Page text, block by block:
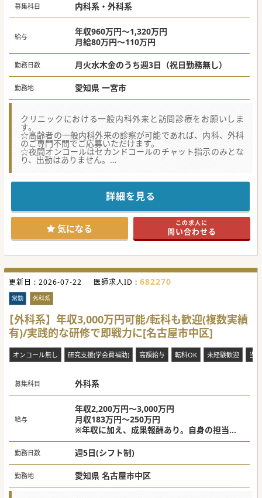
募集科目 内科系・外科系
給与
年収960万円～1,320万円
月給80万円～110万円
勤務日数 月火水木金のうち週3日（祝日勤務無し）
勤務地 愛知県 一宮市
クリニックにおける一般内科外来と訪問診療をお願いしま
す。
☆高齢者の一般内科外来の診察が可能であれば、内科、外科
のご専門不問でご応募いただけます。
☆夜間オンコールはセカンドコールのチャット指示のみとな
り、出動はありません。
☆美容の自費診療なども導入しており、独立開業する医師も
・開業などのご理由で常勤医師の退職があり、現在は常勤4
名体制となっておりますので、常勤医師の募集となります。
・過去ご在籍されていた複数の先生がご開業されております
ので、将来的にクリニック経営をお考えの先生も歓迎です。
・外来は高齢者の一般内科外来となり、訪問診療では褥瘡措
置などもあるため、外科ご専門の先生もご応募いただけま
【働きやすさ】
・シフト制勤務ですので、早く退勤したい曜日の午後は訪問
診療にするなど、ご都合に合わせた勤務アレンジが可能で
す。
・訪問先はグループ法人が運営している施設も含め7割が老
人施設となり、事務スタッフもしくは看護師が同行します。
・子育て中や家族の看護・介護事由での時短勤務なども配慮
しており長く勤めていただける環境整備に力を入れておりま
す。
【施設内/外情報】
・光治療器、CO2レーザー、ヒアルロン酸、ボトックス治療
などの美容医療を行っており、近隣お住いの女性に好評で
・グループ全体で訪問看護、認知症デイサービス8施設、多
機能ホーム8施設、有料老人ホーム、特養を運営しておりま
す。
・糖尿病がご専門の院長先生をはじめ、総合内科医、神経内
科医の常勤医師、非常勤医師も複数名在籍しております。
詳細を見る
気になる この求人に
問い合わせる
更新日 : 2026-07-22 医師求人ID : 682270
常勤 外科系
【外科系】年収3,000万円可能/転科も歓迎(複数実績
有)/実践的な研修で即戦力に[名古屋市中区]
オンコール無し 研究支援(学会費補助) 高額給与 転科OK 未経験歓迎 当
募集科目 外科系
給与
年収2,200万円～3,000万円
月収183万円～250万円
※年収に加え、成果報酬あり。自身の担当ゲ
ストの売上高に応じて支給
勤務日数 週5日(シフト制)
勤務地 愛知県 名古屋市中区